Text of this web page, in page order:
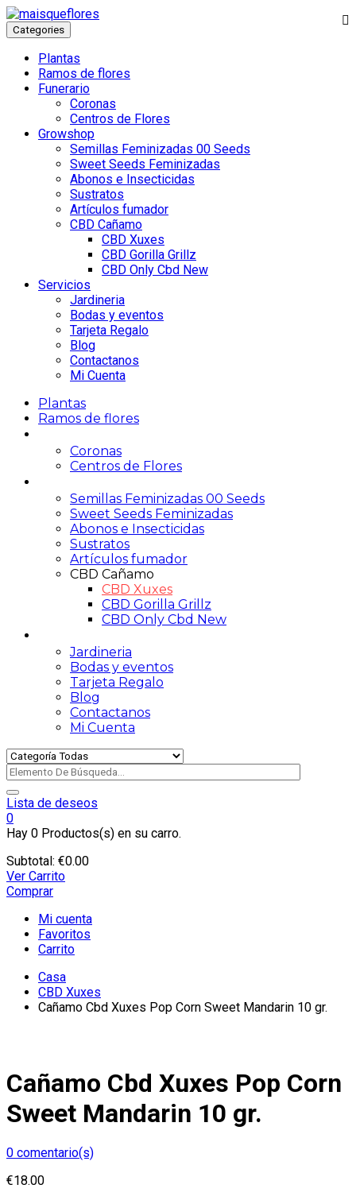
Categories
Plantas
Ramos de flores
Funerario
Coronas
Centros de Flores
Growshop
Semillas Feminizadas 00 Seeds
Sweet Seeds Feminizadas
Abonos e Insecticidas
Sustratos
Artículos fumador
CBD Cañamo
CBD Xuxes
CBD Gorilla Grillz
CBD Only Cbd New
Servicios
Jardineria
Bodas y eventos
Tarjeta Regalo
Blog
Contactanos
Mi Cuenta
Plantas
Ramos de flores
Coronas
Centros de Flores
Semillas Feminizadas 00 Seeds
Sweet Seeds Feminizadas
Abonos e Insecticidas
Sustratos
Artículos fumador
CBD Cañamo
CBD Xuxes
CBD Gorilla Grillz
CBD Only Cbd New
Jardineria
Bodas y eventos
Tarjeta Regalo
Blog
Contactanos
Mi Cuenta
Lista de deseos
0
Hay 0 Productos(s) en su carro.
Subtotal: €0.00
Ver Carrito
Comprar
Mi cuenta
Favoritos
Carrito
Casa
CBD Xuxes
Cañamo Cbd Xuxes Pop Corn Sweet Mandarin 10 gr.
Cañamo Cbd Xuxes Pop Corn
Sweet Mandarin 10 gr.
0 comentario(s)
€18.00